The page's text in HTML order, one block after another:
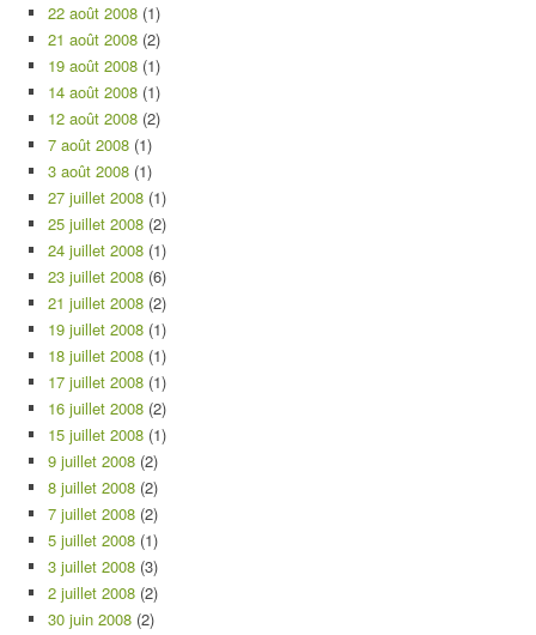
22 août 2008 (1)
21 août 2008 (2)
19 août 2008 (1)
14 août 2008 (1)
12 août 2008 (2)
7 août 2008 (1)
3 août 2008 (1)
27 juillet 2008 (1)
25 juillet 2008 (2)
24 juillet 2008 (1)
23 juillet 2008 (6)
21 juillet 2008 (2)
19 juillet 2008 (1)
18 juillet 2008 (1)
17 juillet 2008 (1)
16 juillet 2008 (2)
15 juillet 2008 (1)
9 juillet 2008 (2)
8 juillet 2008 (2)
7 juillet 2008 (2)
5 juillet 2008 (1)
3 juillet 2008 (3)
2 juillet 2008 (2)
30 juin 2008 (2)